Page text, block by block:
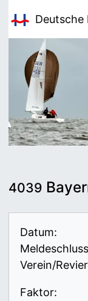
Deutsche
4039
Datum:
Verein/
Faktor: